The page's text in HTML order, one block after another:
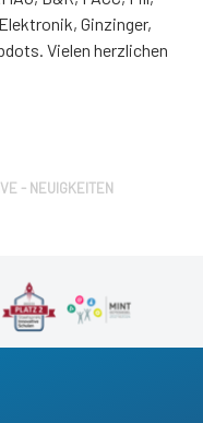
Ginzinger,
Vielen herzlichen
- NEUIGKEITEN